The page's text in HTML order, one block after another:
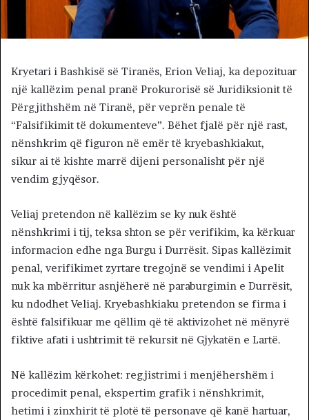
Kryetari i Bashkisë së Tiranës, Erion Veliaj, ka depozituar
një kallëzim penal pranë Prokurorisë së Juridiksionit të
Përgjithshëm në Tiranë, për veprën penale të
“Falsifikimit të dokumenteve”. Bëhet fjalë për një rast,
nënshkrim që figuron në emër të kryebashkiakut,
sikur ai të kishte marrë dijeni personalisht për një
vendim gjyqësor.
Veliaj pretendon në kallëzim se ky nuk është
nënshkrimi i tij, teksa shton se për verifikim, ka kërkuar
informacion edhe nga Burgu i Durrësit. Sipas kallëzimit
penal, verifikimet zyrtare tregojnë se vendimi i Apelit
nuk ka mbërritur asnjëherë në paraburgimin e Durrësit,
ku ndodhet Veliaj. Kryebashkiaku pretendon se firma i
është falsifikuar me qëllim që të aktivizohet në mënyrë
fiktive afati i ushtrimit të rekursit në Gjykatën e Lartë.
Në kallëzim kërkohet: regjistrimi i menjëhershëm i
procedimit penal, ekspertim grafik i nënshkrimit,
hetimi i zinxhirit të plotë të personave që kanë hartuar,